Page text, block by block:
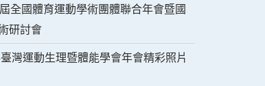
全國體育運動學術團體聯合年會暨國
研討會
灣運動生理暨體能學會年會精彩照片